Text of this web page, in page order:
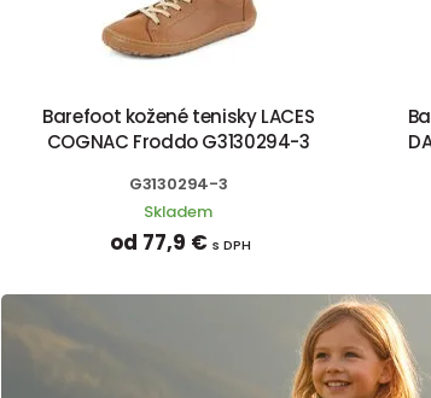
Barefoot kožené tenisky LACES
COGNAC Froddo G3130294-3
G3130294-3
Skladem
od 77,9 € s DPH